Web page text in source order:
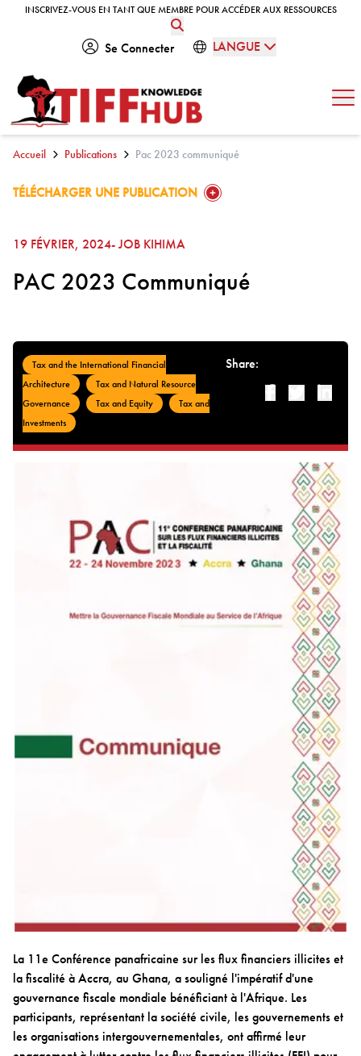
Skip to content
INSCRIVEZ-VOUS EN TANT QUE MEMBRE POUR ACCÉDER AUX RESSOURCES
INSCRIVEZ-VOUS EN TANT QUE MEMBRE POUR ACCÉDER AUX RESSOURCES
Se Connecter LANGUE
Accueil Publications Pac 2023 communiqué
TÉLÉCHARGER UNE PUBLICATION
GO TO:
19 FÉVRIER, 2024- JOB KIHIMA
PAC 2023 Communiqué
Tax and the International Financial
Architecture
Tax and Natural Resource
Governance
Tax and Equity
Tax and
Investments
Share:
La 11e Conférence panafricaine sur les flux financiers illicites et
la fiscalité à Accra, au Ghana, a souligné l'impératif d'une
gouvernance fiscale mondiale bénéficiant à l'Afrique. Les
participants, représentant la société civile, les gouvernements et
les organisations intergouvernementales, ont affirmé leur